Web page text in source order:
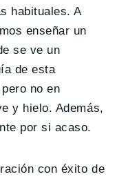
habituales. A
enseñar un
se ve un
de esta
no en
y hielo. Además,
por si acaso.
con éxito de